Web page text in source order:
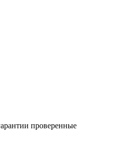
проверенные